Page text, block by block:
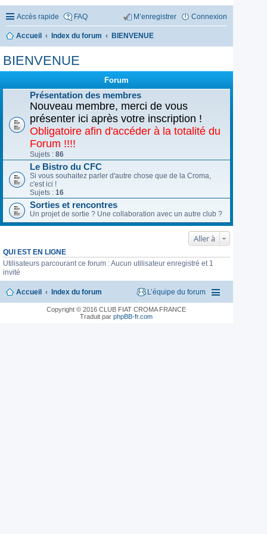
Accès rapide FAQ Connexion
M’enregistrer
Accueil Index du forum BIENVENUE
BIENVENUE
Forum
Présentation des membres
Nouveau membre, merci de vous
présenter ici après votre inscription !
Obligatoire afin d'accéder à la totalité du
Forum !!!!
Sujets : 86
Le Bistro du CFC
Si vous souhaitez parler d'autre chose que de la Croma,
c'est ici !
Sujets : 16
Sorties et rencontres
Un projet de sortie ? Une collaboration avec un autre club ?
Aller à
QUI EST EN LIGNE
Utilisateurs parcourant ce forum : Aucun utilisateur enregistré et 1
invité
Accueil Index du forum L’équipe du forum
Copyright © 2016 CLUB FIAT CROMA FRANCE
Traduit parphpBB-fr.com